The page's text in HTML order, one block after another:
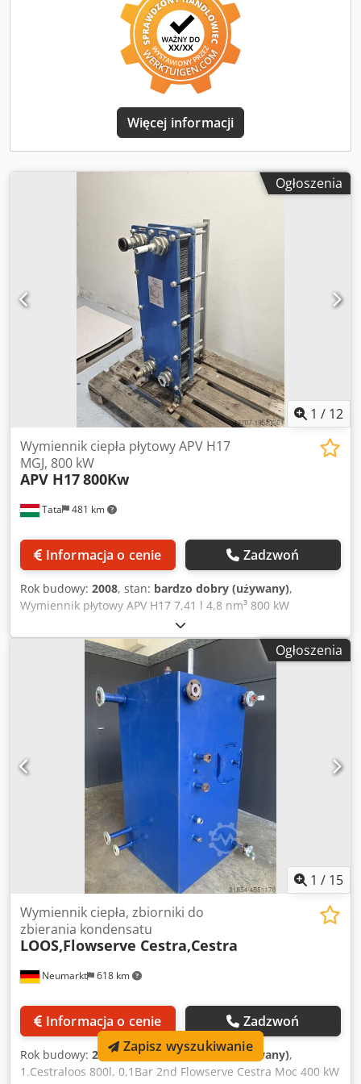
Więcej informacji
Ogłoszenia
1 / 12
Tata 481 km
Wymiennik ciepła płytowy APV H17
MGJ, 800 kW
APV H17800Kw
Informacja o cenie Zadzwoń
Rok budowy: 2008, stan: bardzo dobry (używany),
Wymiennik płytowy APV H17 7,41 l 4,8 nm³ 800 kW
Wymiennik płytowy APV H17 MGJ /ct2227/ Producent: APV
Typ: H17 MGJ 10.1 Dcjdpfx Abswx Hz Setsk Rok produkcji:
2008 Powierzchnia wymiany ciepła: 4,08 nm³ Moc
znamionowa: 800 kW Szerokość: 340 mm Wysokość: 1050
mm Wysokość przyłącza: 137 mm Głębokość: 60 cm
Przyłącze rurowe DN50, EN 1092 Pojemność: Pierwotny:
7,41 litra Wtórny: 6,86 litra Maks. ciśnienie: 10 bar
Ciśnienie próbne: 15,53 bar Maks. temperatura: 110 °C
Przyłącza rurowe ze stali nierdzewnej.
Ogłoszenia
1 / 15
Neumarkt 618 km
Wymiennik ciepła, zbiorniki do
zbierania kondensatu
LOOS,Flowserve Cestra,Cestra
Informacja o cenie Zadzwoń
Rok budowy: 2006, stan:bardzo dobry (używany),
1.Cestraloos 800l, 0,1Bar 2nd Flowserve Cestra Moc 400 kW
Zapisz wyszukiwanie